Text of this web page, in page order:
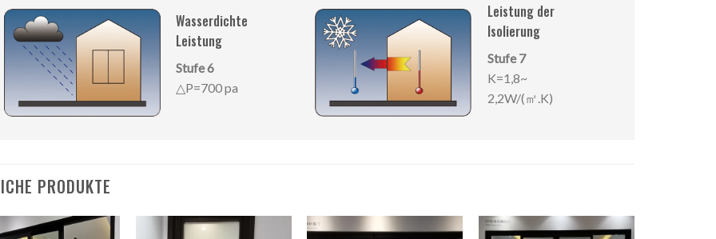
Wasserdichte
Leistung
Stufe 6
△P=700 pa
Leistung der
Isolierung
Stufe 7
K=1,8~
2,2W/(㎡.K)
PRODUKTE